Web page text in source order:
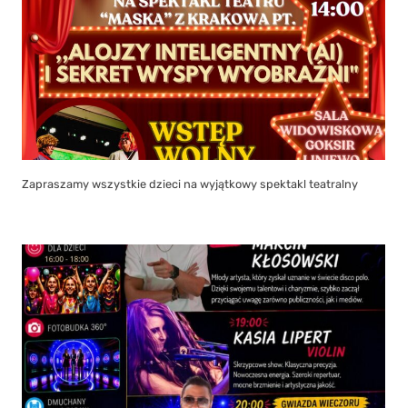
Zapraszamy wszystkie dzieci na wyjątkowy spektakl teatralny